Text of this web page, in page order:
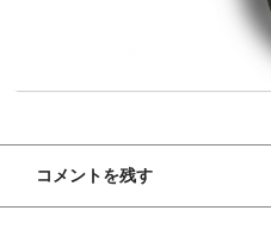
コメントを残す